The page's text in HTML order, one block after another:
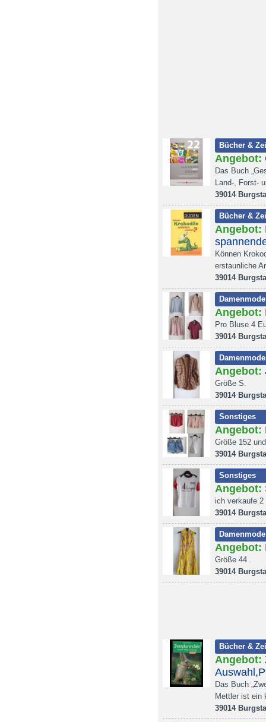
Bücher &
Angebot:
Das Buch
Land-, Forst-
39014
Bücher &
Angebot:
Können
erstaunliche
39014
Damenmode
Angebot:
Pro Bluse 4
39014
Damenmode
Angebot:
Größe S.
39014
Sonstiges
Angebot:
Größe 152
39014
Sonstiges
Angebot:
ich verkaufe 2
39014
Damenmode
Angebot:
Größe 44 .
39014
Bücher &
Angebot:
Das Buch
Mettler ist ein
39014